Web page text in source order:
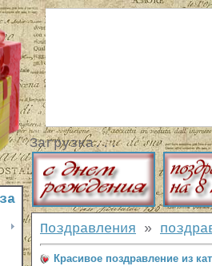
Загрузка...
Поздравления »
Красивое поздравление из